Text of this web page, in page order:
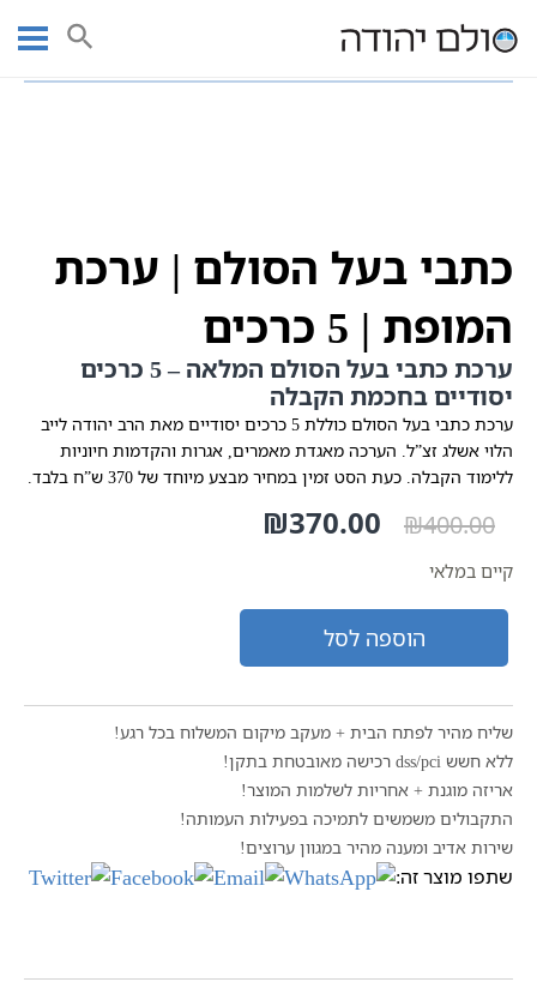
עמוד ראשי
חנות ספרי קודש | חנות ספרי קבלה וחסידות
כתבי בעל הסולם | ערכת המופת | 5 כרכים
כתבי בעל הסולם | ערכת
המופת | 5 כרכים
ערכת כתבי בעל הסולם המלאה – 5 כרכים
יסודיים בחכמת הקבלה
ערכת כתבי בעל הסולם כוללת 5 כרכים יסודיים מאת הרב יהודה לייב
הלוי אשלג זצ”ל. הערכה מאגדת מאמרים, אגרות והקדמות חיוניות
ללימוד הקבלה. כעת הסט זמין במחיר מבצע מיוחד של 370 ש”ח בלבד.
₪400.00
המחיר
המקורי
₪370.00
קיים במלאי
הוספה לסל
שליח מהיר לפתח הבית + מעקב מיקום המשלוח בכל רגע!
ללא חשש dss/pci רכישה מאובטחת בתקן!
אריזה מוגנת + אחריות לשלמות המוצר!
התקבולים משמשים לתמיכה בפעילות העמותה!
שירות אדיב ומענה מהיר במגוון ערוצים!
שתפו מוצר זה: